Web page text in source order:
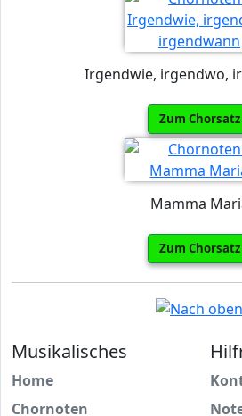
Irgendwie, irgendwo,
Zum Chorsatz
Mamma
Zum Chorsatz
Musikalisches
Home
Chornoten